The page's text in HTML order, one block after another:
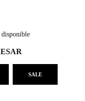
disponible
SALE